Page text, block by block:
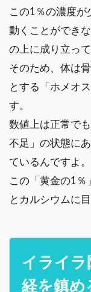
この1％の濃度が
動くことができ
の上に成り立って
そのため、体は
とする「ホメオ
す。
数値上は正常で
不足」の状態に
ているんですよ。
この「黄金の1％
とカルシウムに
イライ
経を鎮め